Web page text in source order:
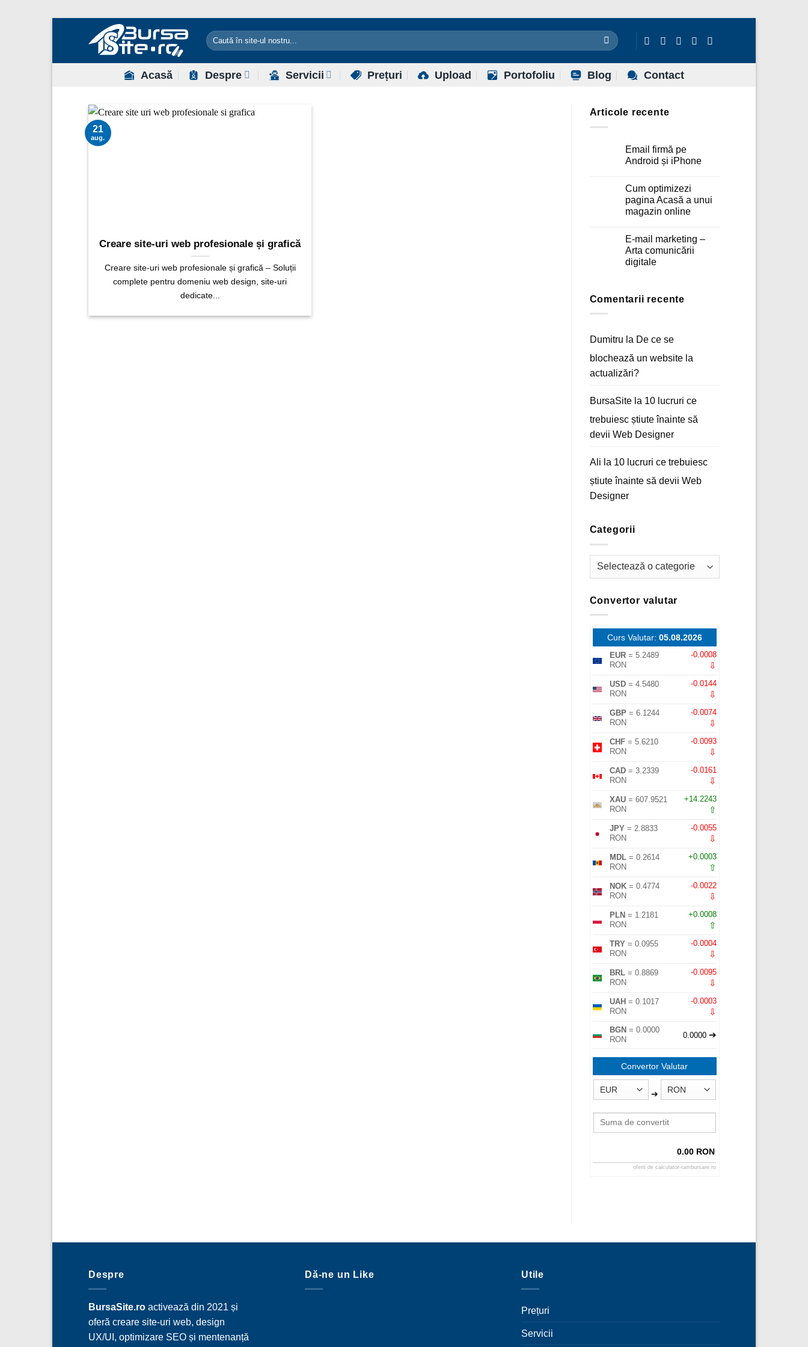
Acasă Despre Servicii Prețuri Upload Portofoliu Blog Contact
Creare site-uri web profesionale și grafică
Creare site-uri web profesionale și grafică – Soluții
complete pentru domeniu web design, site-uri
dedicate...
21
aug.
Articole recente
Email firmă pe
Android și iPhone
la
firmă
pe
iPhone
Cum optimizezi
pagina Acasă a unui
magazin online
la
Cum
optimizezi
pagina
online
E-mail marketing –
Arta comunicării
digitale
E-
mail
comunicării
digitale
Comentarii recente
Dumitru la De ce se
blochează un website la
actualizări?
BursaSitela 10 lucruri ce
trebuiesc știute înainte să
devii Web Designer
Ali la 10 lucruri ce trebuiesc
știute înainte să devii Web
Designer
Categorii
Categorii
Convertor valutar
Curs Valutar: 05.08.2026
EUR= 5.2489
RON
-0.0008
⇩
USD= 4.5480
RON
-0.0144
⇩
GBP= 6.1244
RON
-0.0074
⇩
CHF= 5.6210
RON
-0.0093
⇩
CAD= 3.2339
RON
-0.0161
⇩
XAU= 607.9521
RON
+14.2243
⇧
JPY = 2.8833
RON
-0.0055
⇩
MDL= 0.2614
RON
+0.0003
⇧
NOK= 0.4774
RON
-0.0022
⇩
PLN = 1.2181
RON
+0.0008
⇧
TRY = 0.0955
RON
-0.0004
⇩
BRL= 0.8869
RON
-0.0095
⇩
UAH = 0.1017
RON
-0.0003
⇩
BGN = 0.0000
RON
0.0000 ➔
Convertor Valutar
➔
0.00 RON
oferit decalculator-rambursare.ro
Despre
BursaSite.ro activează din 2021 și
oferă creare site-uri web, design
UX/UI, optimizare SEO și mentenanță
Dă-ne un Like Utile
Prețuri
Servicii